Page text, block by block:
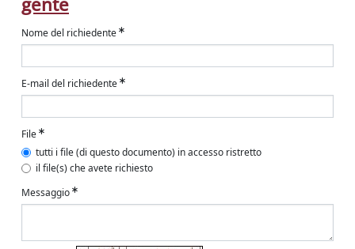
Nome del richiedente
E-mail del richiedente
File
tutti i file (di questo documento) in accesso ristretto
il file(s) che avete richiesto
Messaggio